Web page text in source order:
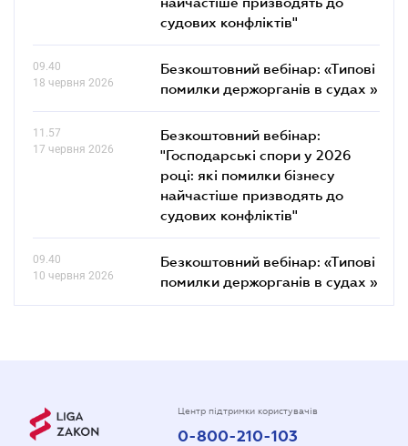
судових конфліктів"
09.40
18 червня 2026
Безкоштовний вебінар: «Типові
помилки держорганів в судах »
11.57
17 червня 2026
Безкоштовний вебінар:
"Господарські спори у 2026
році: які помилки бізнесу
найчастіше призводять до
судових конфліктів"
09.40
10 червня 2026
Безкоштовний вебінар: «Типові
помилки держорганів в судах »
Центр підтримки користувачів
0-800-210-103